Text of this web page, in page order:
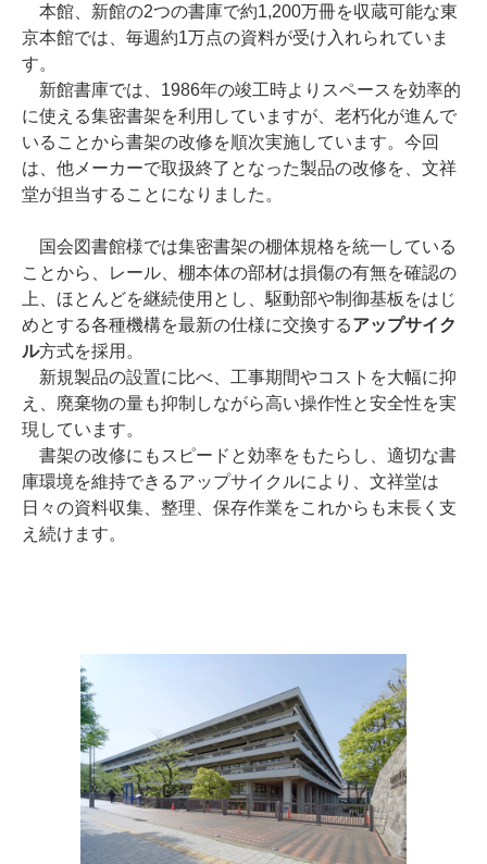
本館、新館の2つの書庫で約1,200万冊を収蔵可能な東
京本館では、毎週約1万点の資料が受け入れられていま
す。
新館書庫では、1986年の竣工時よりスペースを効率的
に使える集密書架を利用していますが、老朽化が進んで
いることから書架の改修を順次実施しています。今回
は、他メーカーで取扱終了となった製品の改修を、文祥
堂が担当することになりました。
国会図書館様では集密書架の棚体規格を統一している
ことから、レール、棚本体の部材は損傷の有無を確認の
上、ほとんどを継続使用とし、駆動部や制御基板をはじ
めとする各種機構を最新の仕様に交換するアップサイク
ル方式を採用。
新規製品の設置に比べ、工事期間やコストを大幅に抑
え、廃棄物の量も抑制しながら高い操作性と安全性を実
現しています。
書架の改修にもスピードと効率をもたらし、適切な書
庫環境を維持できるアップサイクルにより、文祥堂は
日々の資料収集、整理、保存作業をこれからも末長く支
え続けます。